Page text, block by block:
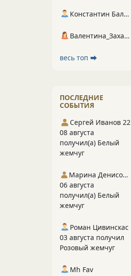
Константин Балухта
Валентина_Захарова
весь топ ⮕
ПОСЛЕДНИЕ
СОБЫТИЯ
Сергей Иванов 22
08 августа
получил(а) Белый
жемчуг
Марина Денисова 5
06 августа
получил(а) Белый
жемчуг
Роман Цивинскас
03 августа получил
Розовый жемчуг
Mh Fav